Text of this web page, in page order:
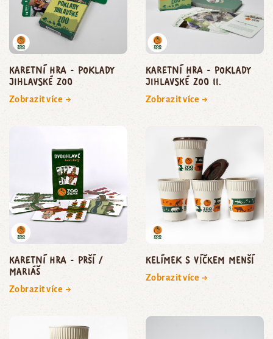
Karetní hra - Poklady
jihlavské zoo
Zobrazit více →
Karetní hra - Poklady
jihlavské zoo II.
Zobrazit více →
Karetní hra - Prší /
Mariáš
Zobrazit více →
Kelímek s víčkem menší
Zobrazit více →